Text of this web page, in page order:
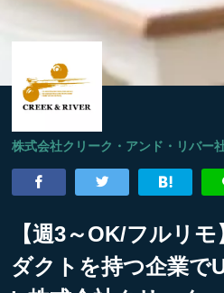
株式会社クリーク・アンド・リバー
【週3～OK/フルリ
ダクトを持つ企業で